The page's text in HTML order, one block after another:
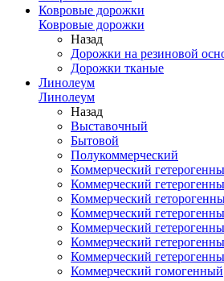
Ковровые дорожки
Ковровые дорожки
Назад
Дорожки на резиновой
Дорожки тканые
Линолеум
Линолеум
Назад
Выставочный
Бытовой
Полукоммерческий
Коммерческий
Коммерческий
Коммерческий
Коммерческий
Коммерческий
Коммерческий
Коммерческий
Коммерческий гомогенный